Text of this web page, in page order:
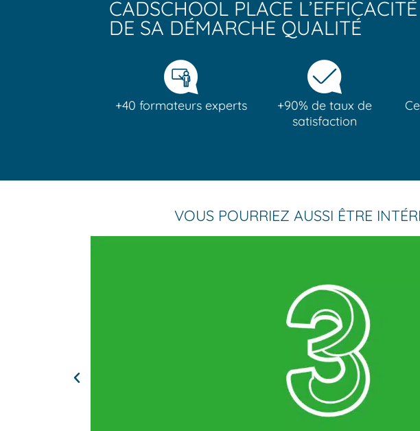
CADSCHOOL PLACE
DE SA DÉMARCHE QUALITÉ
+40 formateurs experts
+90% de taux de
satisfaction
VOUS POURRIEZ AUSSI ÊTRE